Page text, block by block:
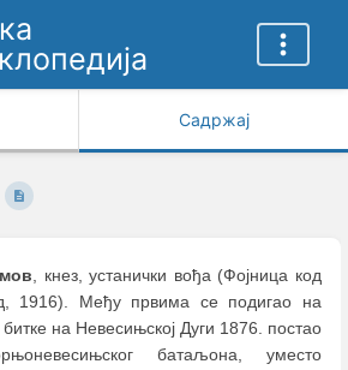
Садржај
, кнез, устанички вођа (Фојница код
1916). Међу првима се подигао на
на Невесињској Дуги 1876. постао
батаљона, уместо